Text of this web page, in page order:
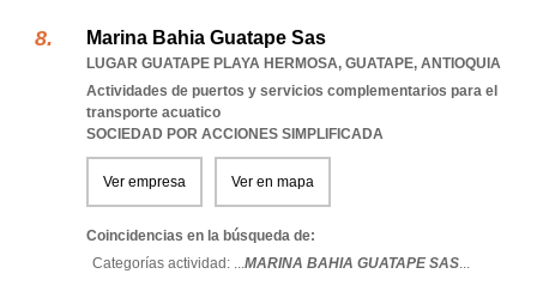
Marina Bahia Guatape Sas
LUGAR GUATAPE PLAYA HERMOSA, GUATAPE, ANTIOQUIA
Actividades de puertos y servicios complementarios para el
transporte acuatico
SOCIEDAD POR ACCIONES SIMPLIFICADA
Ver empresa Ver en mapa
Coincidencias en la búsqueda de:
Categorías actividad: ...MARINA BAHIA GUATAPE SAS...